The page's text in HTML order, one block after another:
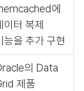
에
이터 복제
능을 추가 구현
의 Data
제품